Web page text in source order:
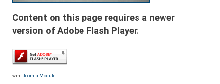
Content on this page requires a newer
version of Adobe Flash Player.
wmt Joomla Module